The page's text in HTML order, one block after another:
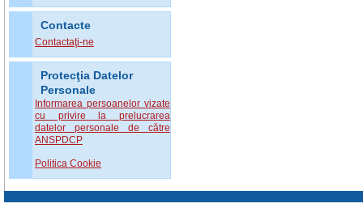
Contacte
Contactaţi-ne
Protecţia Datelor
Personale
Informarea persoanelor vizate
cu privire la prelucrarea
datelor personale de către
ANSPDCP
Politica Cookie